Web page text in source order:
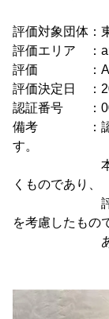
評価対象団体：
評価エリア ：
評価 ：
評価決定日 ：
認証番号 ：
備考 ：認証
す。
本評価は評
くものであり、
評価委員会
を考慮したもの
ありま